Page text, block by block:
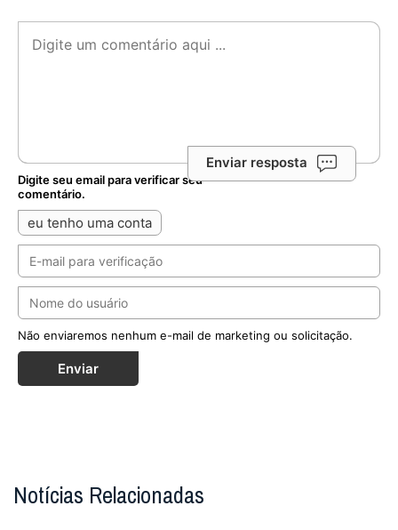
Enviar resposta
Digite seu email para verificar seu
comentário.
eu tenho uma conta
Não enviaremos nenhum e-mail de marketing ou solicitação.
Enviar
Notícias Relacionadas